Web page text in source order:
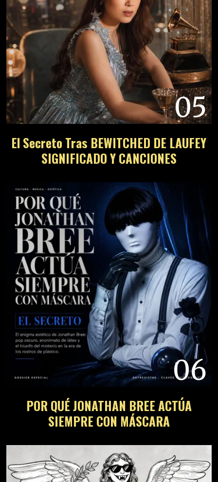
05
El Secreto Tras BEWITCHED DE LAUFEY
SIGNIFICADO Y CANCIONES
06
POR QUÉ JONATHAN BREE ACTÚA
SIEMPRE CON MÁSCARA